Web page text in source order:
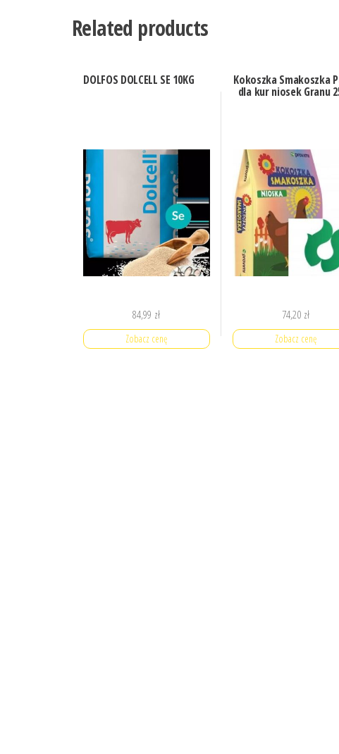
Related products
DOLFOS DOLCELL SE 10KG
84,99 zł
Zobacz cenę
Kokoszka Smakoszka
dla kur niosek Granu
74,20 zł
Zobacz cenę